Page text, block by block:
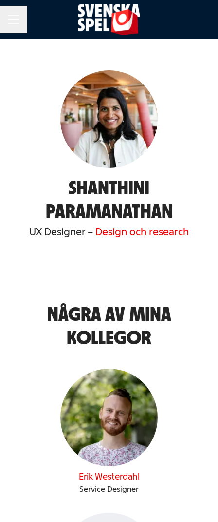
SHANTHINI
PARAMANATHAN
UX Designer – Design och research
NÅGRA AV MINA
KOLLEGOR
Erik Westerdahl
Service Designer